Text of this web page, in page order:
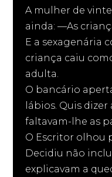
A mulher de
ainda: —As
E a sexagenária
criança caiu
adulta.
O bancário
lábios. Quis
faltavam-lhe as
O Escritor olhou
Decidiu não
explicavam a